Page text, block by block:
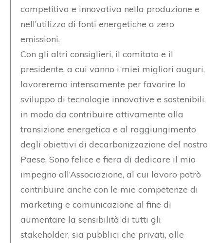
competitiva e innovativa nella produzione e
nell’utilizzo di fonti energetiche a zero
emissioni.
Con gli altri consiglieri, il comitato e il
presidente, a cui vanno i miei migliori auguri,
lavoreremo intensamente per favorire lo
sviluppo di tecnologie innovative e sostenibili,
in modo da contribuire attivamente alla
transizione energetica e al raggiungimento
degli obiettivi di decarbonizzazione del nostro
Paese. Sono felice e fiera di dedicare il mio
impegno all’Associazione, al cui lavoro potrò
contribuire anche con le mie competenze di
marketing e comunicazione al fine di
aumentare la sensibilità di tutti gli
stakeholder, sia pubblici che privati, alle